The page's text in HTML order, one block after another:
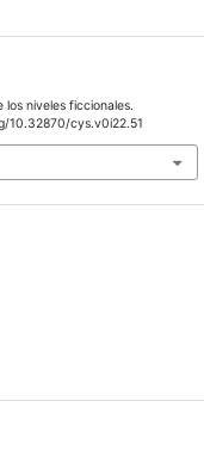
niveles ficcionales.
10.32870/cys.v0i22.51